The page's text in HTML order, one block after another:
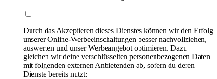
Durch das Akzeptieren dieses Dienstes können wir den Erfolg
unserer Online-Werbeeinschaltungen besser nachvollziehen,
auswerten und unser Werbeangebot optimieren. Dazu
gleichen wir deine verschlüsselten personenbezogenen Daten
mit folgenden externen Anbietenden ab, sofern du deren
Dienste bereits nutzt: